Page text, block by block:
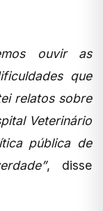
ouvir as
que
relatos sobre
Veterinário
pública de
, disse